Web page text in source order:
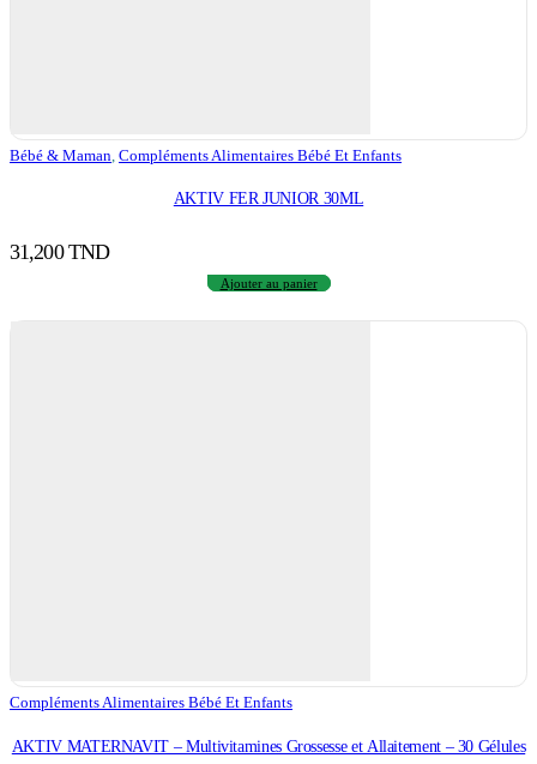
Bébé & Maman Compléments Alimentaires Bébé Et Enfants
AKTIV FER JUNIOR 30ML
31,200TND
Ajouter au panier
Compléments Alimentaires Bébé Et Enfants
AKTIV MATERNAVIT – Multivitamines Grossesse et Allaitement – 30 Gélules